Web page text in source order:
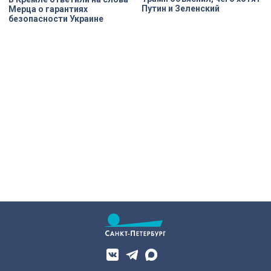
Мерца о гарантиях
безопасности Украине
Путин и Зеленский